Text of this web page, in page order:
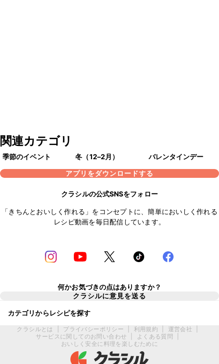
関連カテゴリ
季節のイベント 冬（12–2月）
バレンタインデー
アプリをダウンロードする
クラシルの公式SNSをフォロー
「きちんとおいしく作れる」をコンセプトに、簡単においしく作れる
レシピ動画を毎日配信しています。
何かお気づきの点はありますか？
クラシルに意見を送る
カテゴリからレシピを探す
クラシルとは プライバシーポリシー 利用規約 運営会社
サービスに関してのお問い合わせ
よくある質問
おいしく安全に料理を楽しむために